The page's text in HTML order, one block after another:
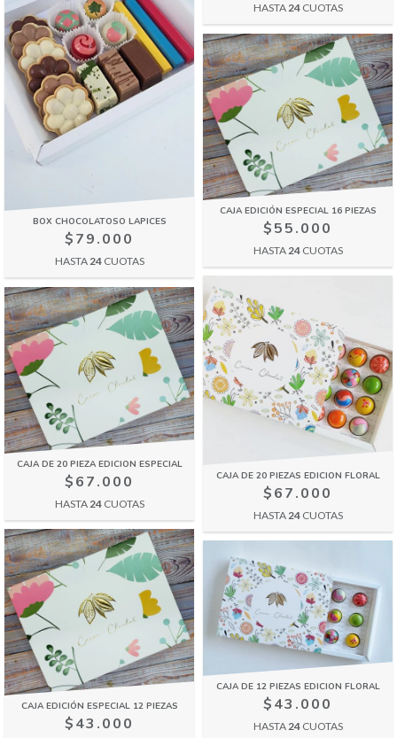
BOX CHOCOLATOSO LAPICES
$79.000
HASTA24CUOTAS
HASTA24CUOTAS
CAJA DE 20 PIEZA EDICION ESPECIAL
$67.000
HASTA24CUOTAS
CAJA EDICIÓN ESPECIAL 16 PIEZAS
$55.000
HASTA24CUOTAS
CAJA EDICIÓN ESPECIAL 12 PIEZAS
$43.000
CAJA DE 20 PIEZAS EDICION FLORAL
$67.000
HASTA 24CUOTAS
CAJA DE 12 PIEZAS EDICION FLORAL
$43.000
HASTA24CUOTAS